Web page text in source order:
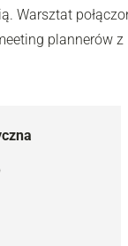
Warsztat
plannerów